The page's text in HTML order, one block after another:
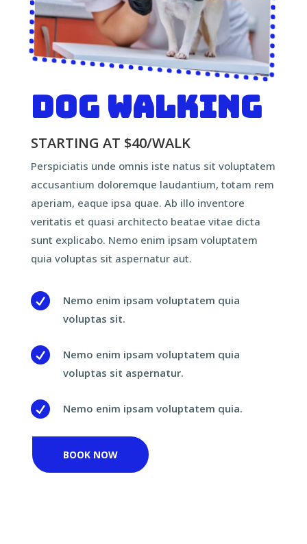
Dog Walking
STARTING AT $40/WALK
Perspiciatis unde omnis iste natus sit voluptatem
accusantium doloremque laudantium, totam rem
aperiam, eaque ipsa quae. Ab illo inventore
veritatis et quasi architecto beatae vitae dicta
sunt explicabo. Nemo enim ipsam voluptatem
quia voluptas sit aspernatur aut.

Nemo enim ipsam voluptatem quia
voluptas sit.

Nemo enim ipsam voluptatem quia
voluptas sit aspernatur.
 Nemo enim ipsam voluptatem quia.
BOOK NOW